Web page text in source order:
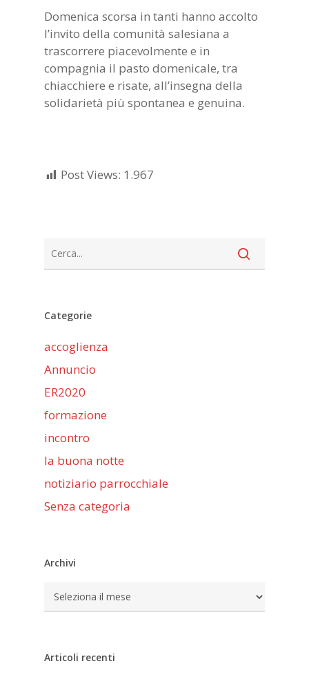
Domenica scorsa in tanti hanno accolto
l’invito della comunità salesiana a
trascorrere piacevolmente e in
compagnia il pasto domenicale, tra
chiacchiere e risate, all’insegna della
solidarietà più spontanea e genuina.
Post Views: 1.967
Categorie
accoglienza
Annuncio
ER2020
formazione
incontro
la buona notte
notiziario parrocchiale
Senza categoria
Archivi
Archivi
Articoli recenti